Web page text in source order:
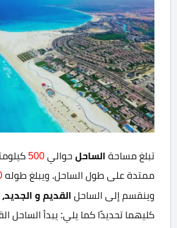
تبلغ مساحة الساحل حوالي 500
ممتدة على طول الساحل. ويبلغ طوله
وينقسم إلى الساحل القديم و الجديد،
كليهما تحديدًا كما يلي: يبدأ الساحل